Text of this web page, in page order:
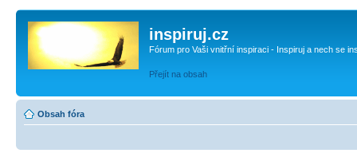
inspiruj.cz
Fórum pro Vaši vnitřní inspiraci - Inspiruj a nech se
Přejít na obsah
Obsah fóra